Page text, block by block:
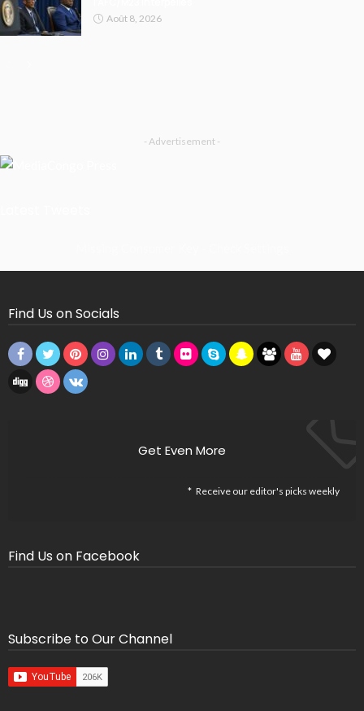
Août 8, 2026
- Advertisement -
Find Us on Socials
Get Even More
Receive our editor's picks weekly
Find Us on Facebook
Subscribe to Our Channel